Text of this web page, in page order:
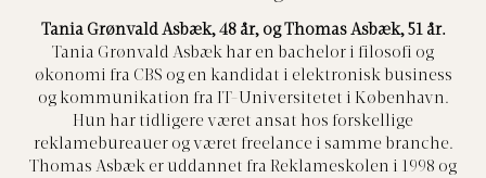
Tania Grønvald Asbæk, 48 år, og Thomas Asbæk, 51 år.
Tania Grønvald Asbæk har en bachelor i filosofi og
økonomi fra CBS og en kandidat i elektronisk business
og kommunikation fra IT-Universitetet i København.
Hun har tidligere været ansat hos forskellige
reklamebureauer og været freelance i samme branche.
Thomas Asbæk er uddannet fra Reklameskolen i 1998 og